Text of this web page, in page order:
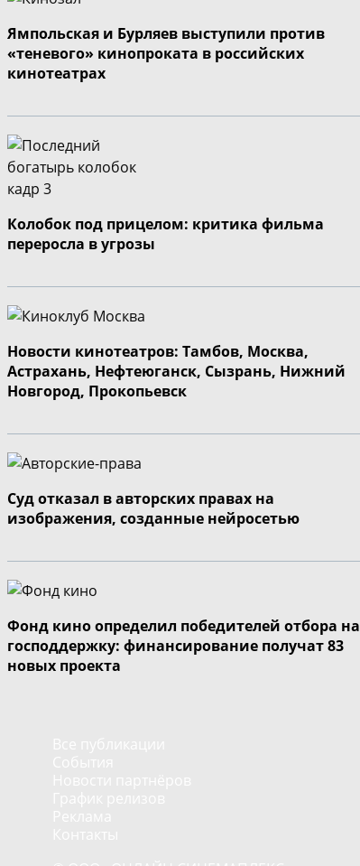
Ямпольская и Бурляев выступили против
«теневого» кинопроката в российских
кинотеатрах
Колобок под прицелом: критика фильма
переросла в угрозы
Новости кинотеатров: Тамбов, Москва,
Астрахань, Нефтеюганск, Сызрань, Нижний
Новгород, Прокопьевск
Суд отказал в авторских правах на
изображения, созданные нейросетью
Фонд кино определил победителей отбора на
господдержку: финансирование получат 83
новых проекта